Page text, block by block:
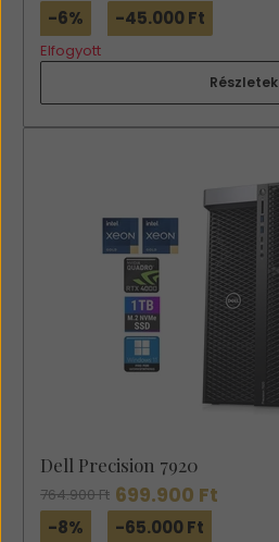
-6% -45.000 Ft
Elfogyott
Részletek
Dell Precision 7920
764.900 Ft 699.900 Ft
-8% -65.000 Ft